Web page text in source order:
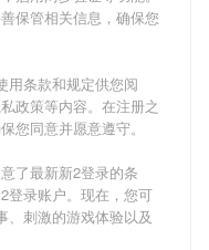
保管相关信息，确保您
用条款和规定供您阅
政策等内容。在注册之
您同意并愿意遵守。
了最新新2登录的条
登录账户。现在，您可
、刺激的游戏体验以及